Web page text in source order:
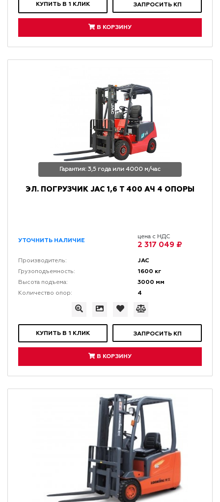
КУПИТЬ В 1 КЛИК ЗАПРОСИТЬ КП
В КОРЗИНУ
Гарантия: 3,5 года или 4000 м/час
ЭЛ. ПОГРУЗЧИК JAC 1,6 Т 400 АЧ 4 ОПОРЫ
УТОЧНИТЬ НАЛИЧИЕ
цена с НДС
2 317 049 ₽
Производитель: JAC
Грузоподъемность: 1600 кг
Высота подъема: 3000 мм
Количество опор: 4
КУПИТЬ В 1 КЛИК ЗАПРОСИТЬ КП
В КОРЗИНУ